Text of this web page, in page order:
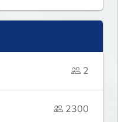
2
2300